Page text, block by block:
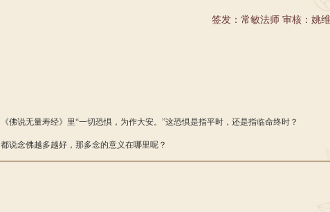
签发：常敏法师 审核：姚
《佛说无量寿经》里“一切恐惧，为作大安。”这恐惧是指平时，还是指临命终时？
都说念佛越多越好，那多念的意义在哪里呢？